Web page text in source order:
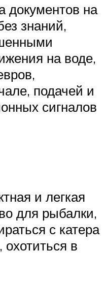
документов на
знаний,
на воде,
подачей и
сигналов
и легкая
для рыбалки,
с катера
в